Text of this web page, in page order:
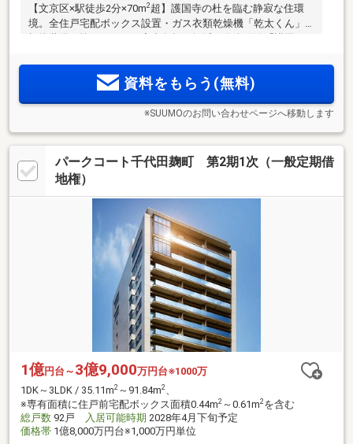
【文京区×駅徒歩2分×70m2 超】護国寺の杜を臨む静寂な住環
境。全住戸宅配ボックス設置・ガス衣類乾燥機「乾太くん」
標準装備で忙しい平日の家事負担を軽減。有楽町線「護国
田町へダイレクトアクセスの利便性。70m2超・3LDK中心のゆ
とりあるプランニング資料をもらう(無料)
※SUUMOのお問い合わせページへ移動します
パークコート千代田麹町 第2期1次（一般定期借
地権）
1億円台～ 3億9,000万円台※1000万
1DK～3LDK / 35.11m2 ～91.84m2
※専有面積に住戸前宅配ボックス面積0.44m2 ～0.61m2 を含む
総戸数 92戸 入居可能時期 2028年4月下旬予定
価格帯 1億8,000万円台※1,000万円単位